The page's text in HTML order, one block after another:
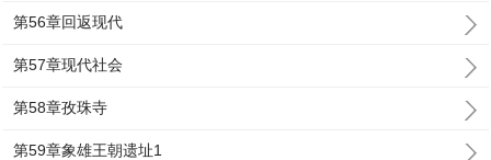
第56章回返现代
第57章现代社会
第58章孜珠寺
第59章象雄王朝遗址1